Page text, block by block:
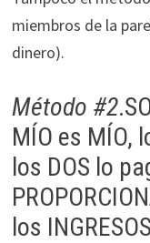
miembros de la
dinero).
Método #2
MÍO es MÍO,
los DOS lo
los